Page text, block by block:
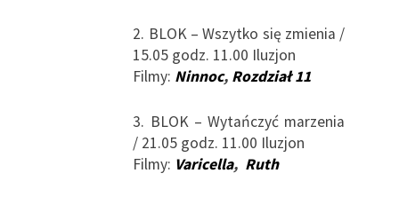
2. BLOK – Wszytko się zmienia /
15.05 godz. 11.00 Iluzjon
Filmy: Ninnoc, Rozdział 11
3. BLOK – Wytańczyć marzenia
/ 21.05 godz. 11.00 Iluzjon
Filmy: Varicella, Ruth